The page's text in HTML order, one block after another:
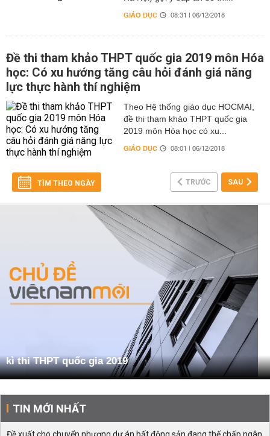
GIÁO DỤC 08:31 | 06/12/2018
Đề thi tham khảo THPT quốc gia 2019 môn Hóa
học: Có xu hướng tăng câu hỏi đánh giá năng
lực thực hành thí nghiệm
Theo Hệ thống giáo dục HOCMAI,
đề thi tham khảo THPT quốc gia
2019 môn Hóa học có xu...
GIÁO DỤC 08:01 | 06/12/2018
TÌM THEO NGÀY TRƯỚC SAU
kì thi THPT quốc gia 2019
TIN MỚI NHẤT